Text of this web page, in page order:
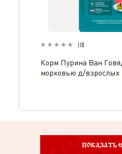
(0)
Корм Пурина Ван
морковью д/взрослых
ПОКАЗАТЬ